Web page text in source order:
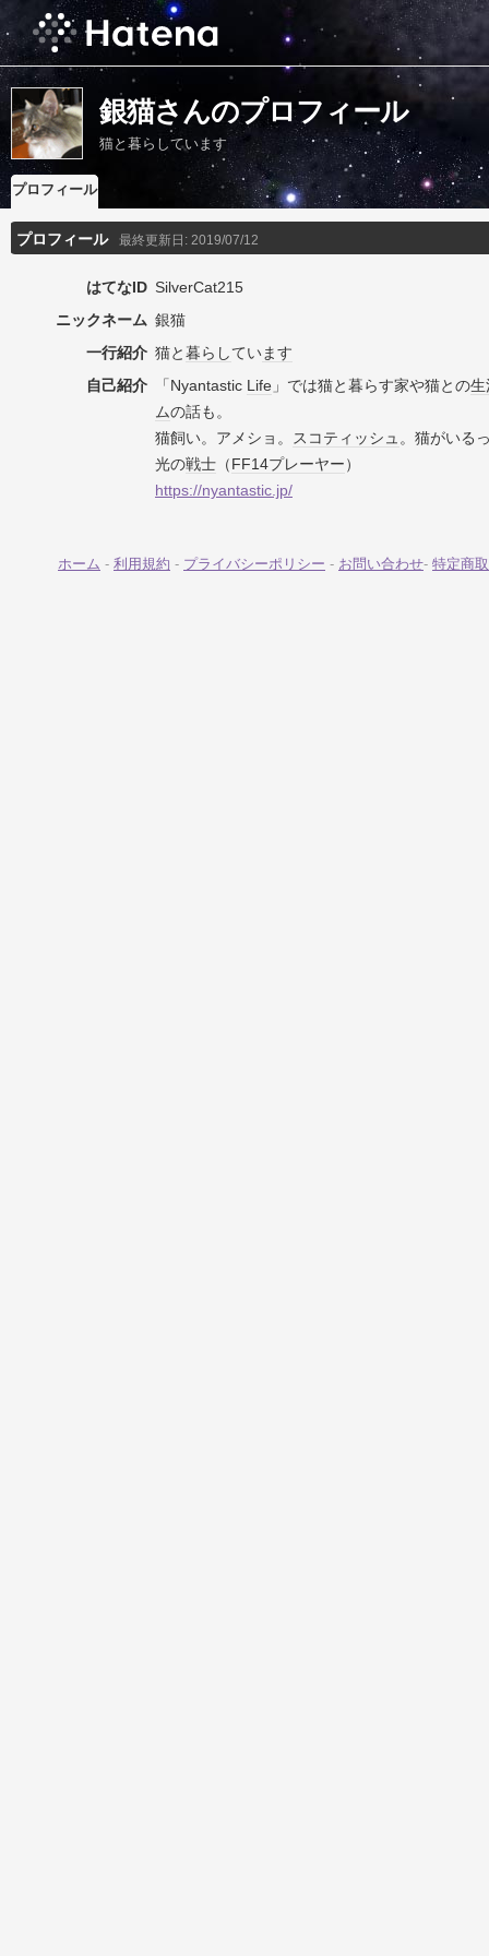
銀猫さんのプロフィール
猫と暮らしています
プロフィール
プロフィール 最終更新日: 2019/07/12
はてなID SilverCat215
ニックネーム 銀猫
一行紹介 猫と暮らしています
自己紹介
「Nyantastic Life 」では猫と暮らす家や猫との生
ムの話も。
猫飼い。アメショ。 スコティッシュ。猫がいる
光の戦士 （FF14プレーヤー）
https://nyantastic.jp/
ホーム - 利用規約 - プライバシーポリシー - お問い合わせ- 特定商